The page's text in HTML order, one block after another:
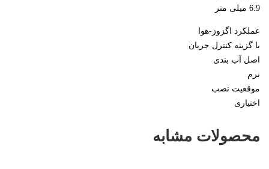
6.9 میلی متر
عملکرد اگزوز-هوا
با گزینه کنترل جریان
اصل آب بندی
نرم
موقعیت نصب
اختیاری
محصولات مشابه